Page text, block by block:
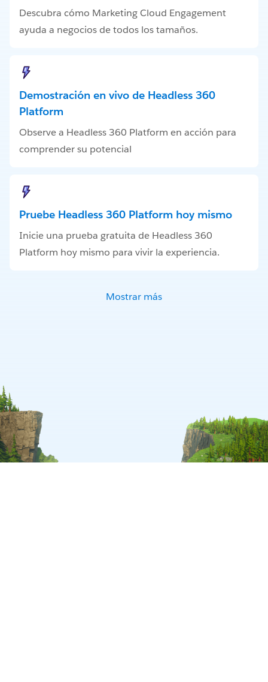
Descubra cómo Marketing Cloud Engagement
ayuda a negocios de todos los tamaños.
Demostración en vivo de Headless 360
Platform
Observe a Headless 360 Platform en acción para
comprender su potencial
Pruebe Headless 360 Platform hoy mismo
Inicie una prueba gratuita de Headless 360
Platform hoy mismo para vivir la experiencia.
Mostrar más